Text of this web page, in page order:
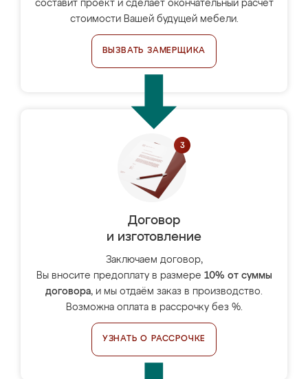
составит проект и сделает окончательный расчёт
стоимости Вашей будущей мебели.
ВЫЗВАТЬ ЗАМЕРЩИКА
Договор
и изготовление
Заключаем договор,
Вы вносите предоплату в размере 10% от суммы
договора, и мы отдаём заказ в производство.
Возможна оплата в рассрочку без %.
УЗНАТЬ О РАССРОЧКЕ